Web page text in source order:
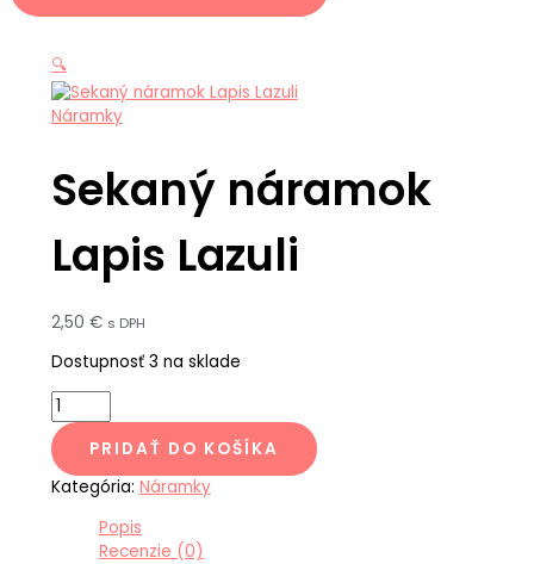
🔍
Náramky
Sekaný náramok
Lapis Lazuli
2,50 € s DPH
Dostupnosť 3 na sklade
PRIDAŤ DO KOŠÍKA
Kategória: Náramky
Popis
Recenzie (0)